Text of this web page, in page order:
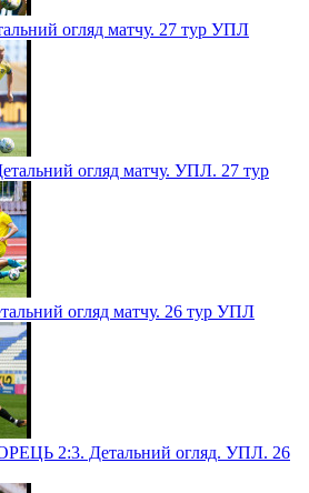
огляд матчу. 27 тур УПЛ
огляд матчу. УПЛ. 27 тур
огляд матчу. 26 тур УПЛ
2:3. Детальний огляд. УПЛ. 26